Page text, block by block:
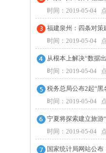
时间：2019-05-04 点
福建泉州：四条对
时间：2019-05-04 点
从根本上解决“数据
时间：2019-05-04 点
税务总局公布2起“
时间：2019-05-04 点
宁夏将探索建立旅
时间：2019-05-04 点
国家统计局网站公